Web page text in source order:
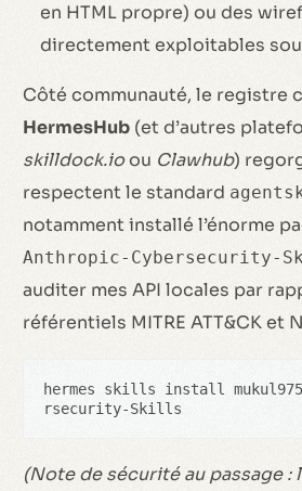
en HTML propre) ou des
directement exploitables
Côté communauté, le registre
HermesHub (et d’autres
skilldock.ioou Clawhub)
respectent le standard
notamment installé l’énorme
Anthropic-Cybersecurity-
auditer mes API locales par
référentiels MITRE ATT&CK et
hermes skills install
rsecurity-Skills
(Note de sécurité au passage :